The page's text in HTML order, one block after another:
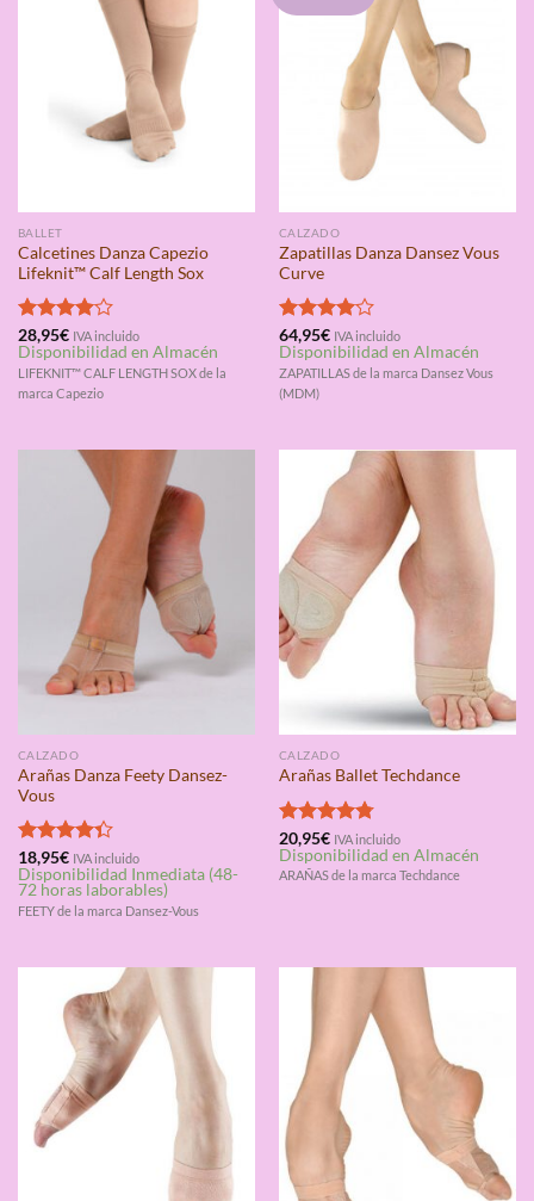
BALLET
Calcetines Danza Capezio
Lifeknit™ Calf Length Sox
Valorado
con4.00
de 5
28,95€ IVA incluido
Disponibilidad en Almacén
LIFEKNIT™ CALF LENGTH SOX de la
marca Capezio
CALZADO
Zapatillas Danza Dansez Vous
Curve
Valorado
con4.00
de 5
64,95€ IVA incluido
Disponibilidad en Almacén
ZAPATILLAS de la marca Dansez Vous
(MDM)
CALZADO
Arañas Danza Feety Dansez-
Vous
Valorado
con4.33
de 5
18,95€ IVA incluido
Disponibilidad Inmediata (48-
72 horas laborables)
FEETY de la marca Dansez-Vous
CALZADO
Arañas Ballet Techdance
Valorado
con4.75
de 5
20,95€ IVA incluido
Disponibilidad en Almacén
ARAÑAS de la marca Techdance